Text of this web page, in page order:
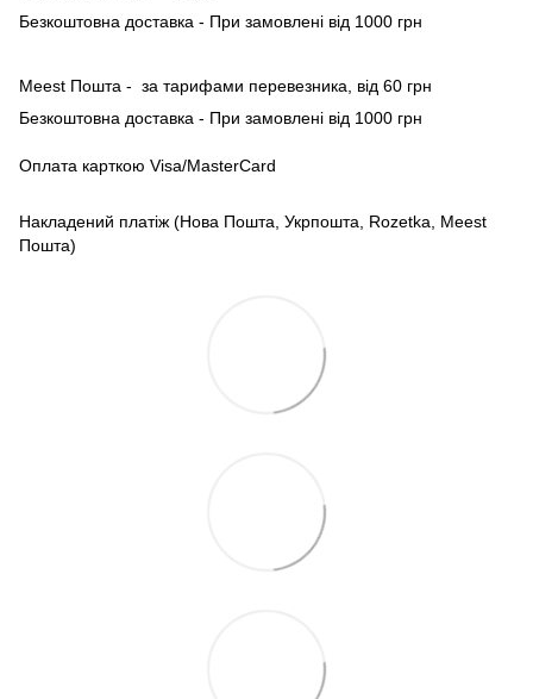
Безкоштовна доставка - При замовлені від 1000 грн
Meest Пошта - за тарифами перевезника, від 60 грн
Безкоштовна доставка - При замовлені від 1000 грн
Оплата карткою Visa/MasterCard
Накладений платіж (Нова Пошта, Укрпошта, Rozetka, Meest
Пошта)